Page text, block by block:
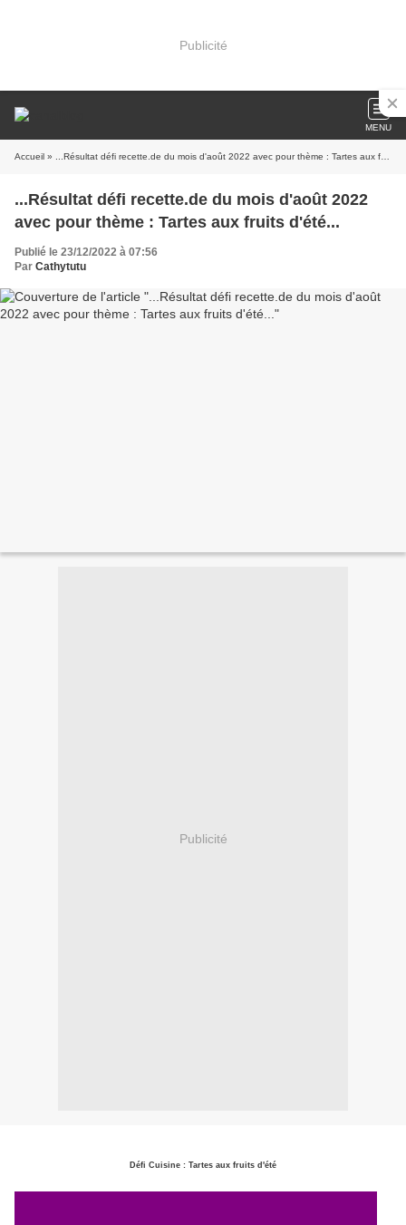
Publicité
MENU
Accueil » ...Résultat défi recette.de du mois d'août 2022 avec pour thème : Tartes aux fruits d'été...
...Résultat défi recette.de du mois d'août 2022
avec pour thème : Tartes aux fruits d'été...
Publié le 23/12/2022 à 07:56
Par Cathytutu
Publicité
Défi Cuisine : Tartes aux fruits d'été